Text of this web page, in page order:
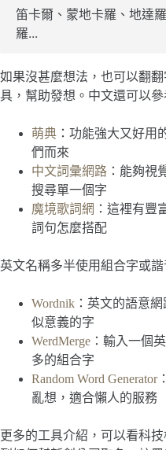
笛卡爾、蒙地卡羅、地達
羅...
如果沒甚麼想法，也可以翻
具，幫助發想。中文還可以參
萌典 ：功能強大又好用
們而來
中文詞彙網路 ：能夠視
搜尋單一個字
魔境歌詞網 ：這裡有豐
詞句怎麼搭配
英文名稱多半使用組合字或諧
Wordnik ：英文的語意
似意義的字
WerdMerge ：輸入一個
多的組合字
Random Word Generator
亂想，適合懶人的服務
更多的工具介紹，可以看科